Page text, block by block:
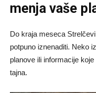
menja vaše
Do kraja meseca
potpuno iznenaditi. Neko
planove ili informacije
tajna.